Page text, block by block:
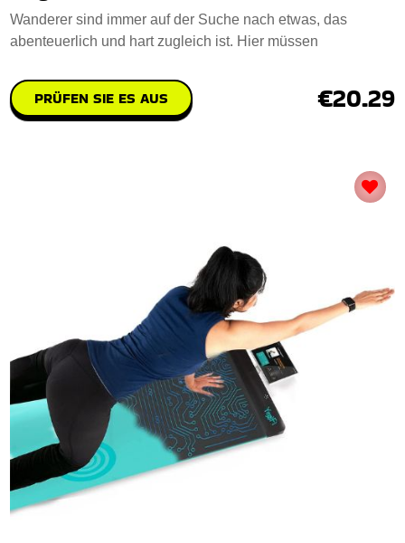
Wanderer sind immer auf der Suche nach etwas, das
abenteuerlich und hart zugleich ist. Hier müssen
PRÜFEN SIE ES AUS €20.29